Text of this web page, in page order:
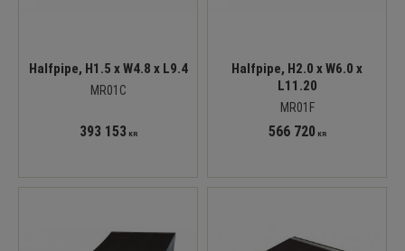
Halfpipe, H1.5 x W4.8 x L9.4
MR01C
393 153 KR
Halfpipe, H2.0 x W6.0 x
L11.20
MR01F
566 720KR